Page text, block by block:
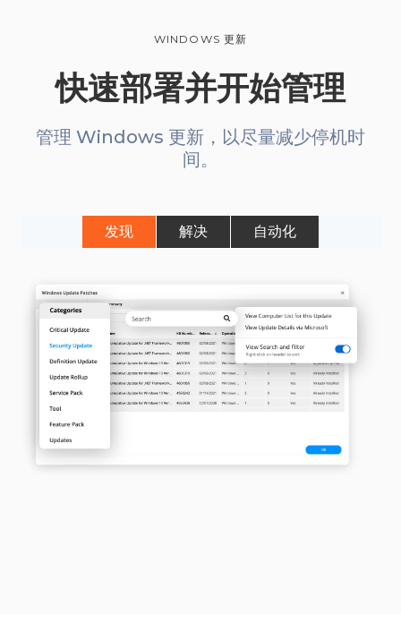
WINDOWS 更新
快速部署并开始管理
管理 Windows 更新，以尽量减少停机时
间。
发现 解决 自动化